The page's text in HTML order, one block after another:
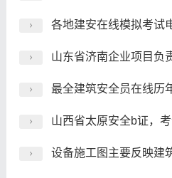
各地建安在线模拟考试
山东省济南企业项目负
最全建筑安全员在线历
山西省太原安全b证，
设备施工图主要反映建筑物的